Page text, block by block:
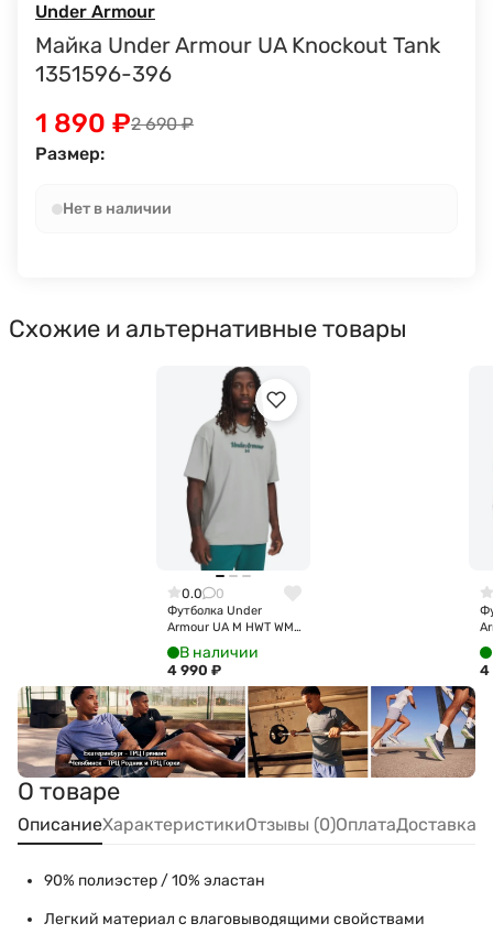
Under Armour
Майка Under Armour UA Knockout Tank
1351596-396
2 690₽
1 890 ₽
Размер:
Нет в наличии
Схожие и альтернативные товары
0.0 0
Футболка Under
Armour UA M HWT WM
SS 6009266-069
В наличии
4 990 ₽ 4
О товаре
ОписаниеХарактеристикиОтзывы (0)ОплатаДоставка
90% полиэстер / 10% эластан
Легкий материал с влаговыводящими свойствами